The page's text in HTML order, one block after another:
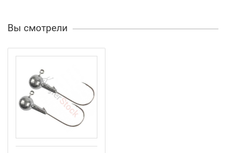
Вы смотрели